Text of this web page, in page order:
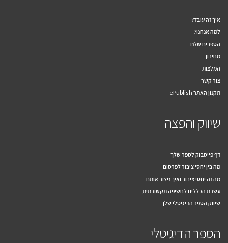
איך זה עובד?
למה אנחנו?
הספרים שלנו
מחירון
המלצות
צור קשר
תקנון האתר ePublish
שיווק והפצה
דף פייסבוק לספר שלך
מה בין יחסי ציבור לפרסום
מה זה יחסי ציבור ואיך ניצור אותם
עשרת הכללים לחשיפה תקשורתית
שיווק הספר הדיגיטלי שלך
הספר הדיגיטלי